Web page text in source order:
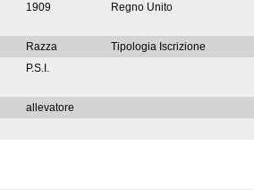
1909 Regno Unito
Razza
Tipologia Iscrizione
P.S.I.
allevatore